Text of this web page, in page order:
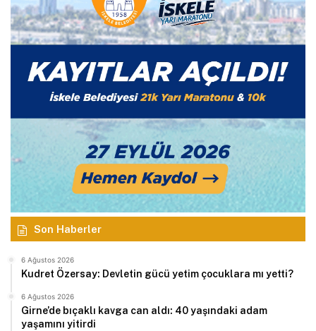
Son Haberler
6 Ağustos 2026
Kudret Özersay: Devletin gücü yetim çocuklara mı yetti?
6 Ağustos 2026
Girne’de bıçaklı kavga can aldı: 40 yaşındaki adam
yaşamını yitirdi